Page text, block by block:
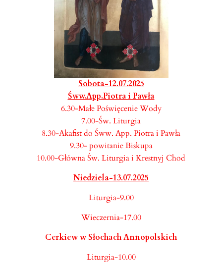
Sobota-12.07.2025
Śww.App.Piotra i Pawła
6.30-Małe Poświęcenie Wody
7.00-Św. Liturgia
8.30-Akafist do Śww. App. Piotra i Pawła
9.30- powitanie Biskupa
10.00-Główna Św. Liturgia i Krestnyj Chod
Niedziela-13.07.2025
Liturgia-9.00
Wieczernia-17.00
Cerkiew w Słochach Annopolskich
Liturgia-10.00